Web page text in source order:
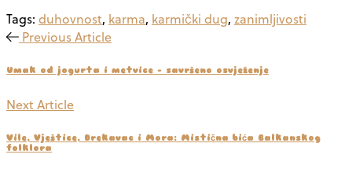
Tags: duhovnost, karma, karmički dug, zanimljivosti
Previous Article
Umak od jogurta i metvice – savršeno osvježenje
Next Article
Vile, Vještice, Drekavac i Mora: Mistična bića Balkanskog
folklora